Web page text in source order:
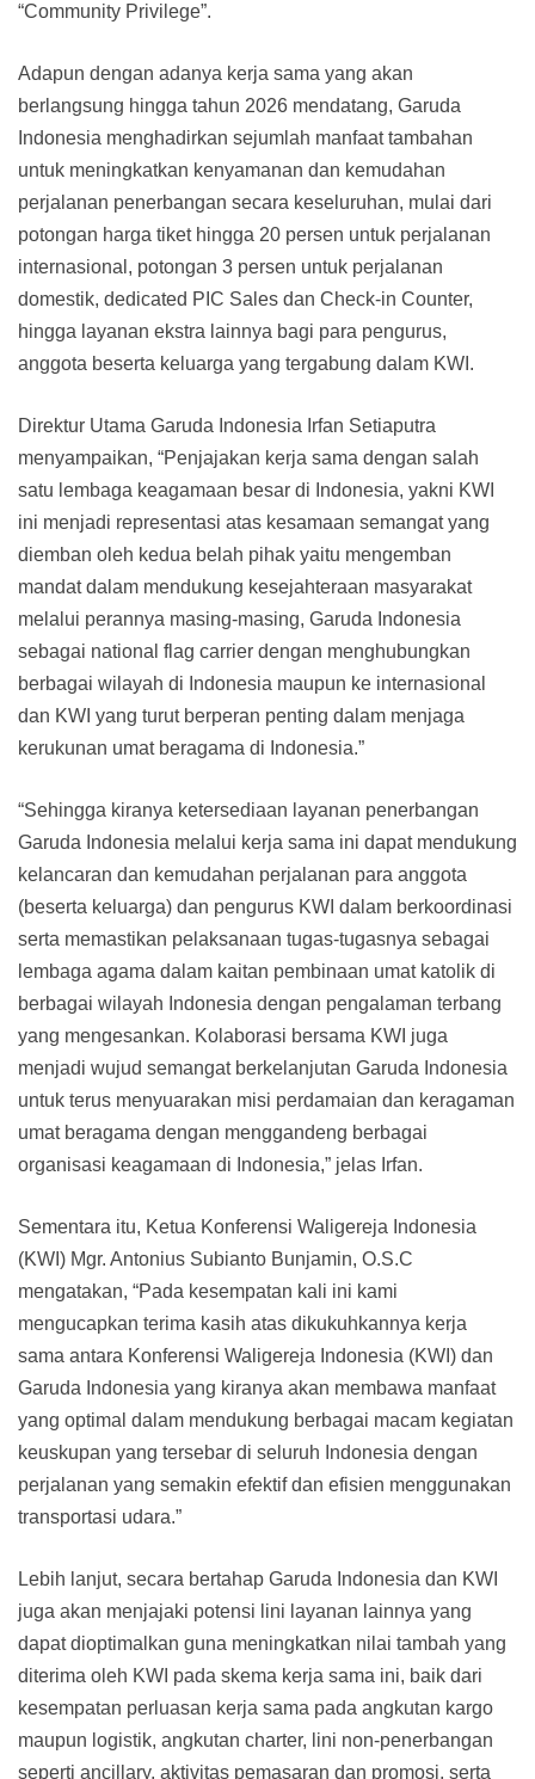
“Community Privilege”.
Adapun dengan adanya kerja sama yang akan
berlangsung hingga tahun 2026 mendatang, Garuda
Indonesia menghadirkan sejumlah manfaat tambahan
untuk meningkatkan kenyamanan dan kemudahan
perjalanan penerbangan secara keseluruhan, mulai dari
potongan harga tiket hingga 20 persen untuk perjalanan
internasional, potongan 3 persen untuk perjalanan
domestik, dedicated PIC Sales dan Check-in Counter,
hingga layanan ekstra lainnya bagi para pengurus,
anggota beserta keluarga yang tergabung dalam KWI.
Direktur Utama Garuda Indonesia Irfan Setiaputra
menyampaikan, “Penjajakan kerja sama dengan salah
satu lembaga keagamaan besar di Indonesia, yakni KWI
ini menjadi representasi atas kesamaan semangat yang
diemban oleh kedua belah pihak yaitu mengemban
mandat dalam mendukung kesejahteraan masyarakat
melalui perannya masing-masing, Garuda Indonesia
sebagai national flag carrier dengan menghubungkan
berbagai wilayah di Indonesia maupun ke internasional
dan KWI yang turut berperan penting dalam menjaga
kerukunan umat beragama di Indonesia.”
“Sehingga kiranya ketersediaan layanan penerbangan
Garuda Indonesia melalui kerja sama ini dapat mendukung
kelancaran dan kemudahan perjalanan para anggota
(beserta keluarga) dan pengurus KWI dalam berkoordinasi
serta memastikan pelaksanaan tugas-tugasnya sebagai
lembaga agama dalam kaitan pembinaan umat katolik di
berbagai wilayah Indonesia dengan pengalaman terbang
yang mengesankan. Kolaborasi bersama KWI juga
menjadi wujud semangat berkelanjutan Garuda Indonesia
untuk terus menyuarakan misi perdamaian dan keragaman
umat beragama dengan menggandeng berbagai
organisasi keagamaan di Indonesia,” jelas Irfan.
Sementara itu, Ketua Konferensi Waligereja Indonesia
(KWI) Mgr. Antonius Subianto Bunjamin, O.S.C
mengatakan, “Pada kesempatan kali ini kami
mengucapkan terima kasih atas dikukuhkannya kerja
sama antara Konferensi Waligereja Indonesia (KWI) dan
Garuda Indonesia yang kiranya akan membawa manfaat
yang optimal dalam mendukung berbagai macam kegiatan
keuskupan yang tersebar di seluruh Indonesia dengan
perjalanan yang semakin efektif dan efisien menggunakan
transportasi udara.”
Lebih lanjut, secara bertahap Garuda Indonesia dan KWI
juga akan menjajaki potensi lini layanan lainnya yang
dapat dioptimalkan guna meningkatkan nilai tambah yang
diterima oleh KWI pada skema kerja sama ini, baik dari
kesempatan perluasan kerja sama pada angkutan kargo
maupun logistik, angkutan charter, lini non-penerbangan
seperti ancillary, aktivitas pemasaran dan promosi, serta